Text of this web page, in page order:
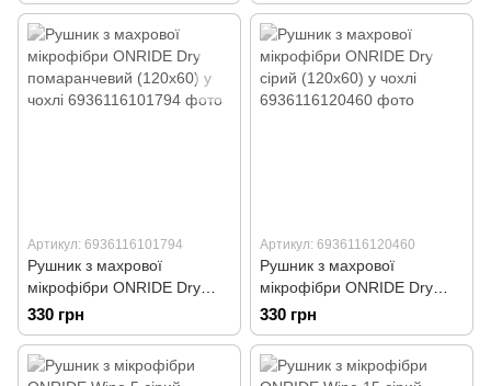
Артикул: 6936116101794
Рушник з махрової
мікрофібри ONRIDE Dry
помаранчевий (120х60) у
чохлі
330 грн
Артикул: 6936116120460
Рушник з махрової
мікрофібри ONRIDE Dry
сірий (120х60) у чохлі
330 грн